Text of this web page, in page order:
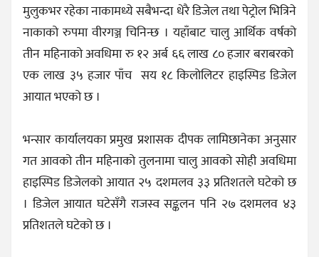
मुलुकभर रहेका नाकामध्ये सबैभन्दा धेरै डिजेल तथा पेट्रोल भित्रिने
नाकाको रुपमा वीरगञ्ज चिनिन्छ । यहाँबाट चालु आर्थिक वर्षको
तीन महिनाको अवधिमा रु १२ अर्ब ६६ लाख ८० हजार बराबरको
एक लाख ३५ हजार पाँच सय १८ किलोलिटर हाइस्पिड डिजेल
आयात भएको छ ।
भन्सार कार्यालयका प्रमुख प्रशासक दीपक लामिछानेका अनुसार
गत आवको तीन महिनाको तुलनामा चालु आवको सोही अवधिमा
हाइस्पिड डिजेलको आयात २५ दशमलव ३३ प्रतिशतले घटेको छ
। डिजेल आयात घटेसँगै राजस्व सङ्कलन पनि २७ दशमलव ४३
प्रतिशतले घटेको छ ।